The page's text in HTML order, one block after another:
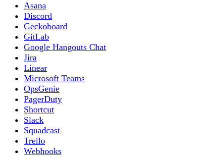
Asana
Discord
Geckoboard
GitLab
Google Hangouts Chat
Jira
Linear
Microsoft Teams
OpsGenie
PagerDuty
Shortcut
Slack
Squadcast
Trello
Webhooks